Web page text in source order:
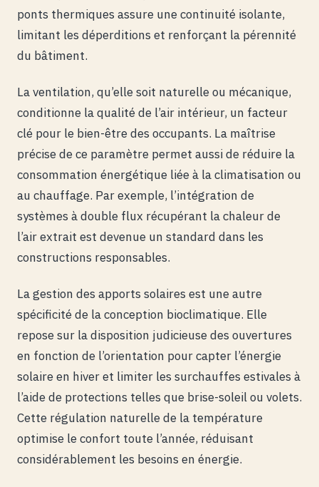
ponts thermiques assure une continuité isolante,
limitant les déperditions et renforçant la pérennité
du bâtiment.
La ventilation, qu’elle soit naturelle ou mécanique,
conditionne la qualité de l’air intérieur, un facteur
clé pour le bien-être des occupants. La maîtrise
précise de ce paramètre permet aussi de réduire la
consommation énergétique liée à la climatisation ou
au chauffage. Par exemple, l’intégration de
systèmes à double flux récupérant la chaleur de
l’air extrait est devenue un standard dans les
constructions responsables.
La gestion des apports solaires est une autre
spécificité de la conception bioclimatique. Elle
repose sur la disposition judicieuse des ouvertures
en fonction de l’orientation pour capter l’énergie
solaire en hiver et limiter les surchauffes estivales à
l’aide de protections telles que brise-soleil ou volets.
Cette régulation naturelle de la température
optimise le confort toute l’année, réduisant
considérablement les besoins en énergie.